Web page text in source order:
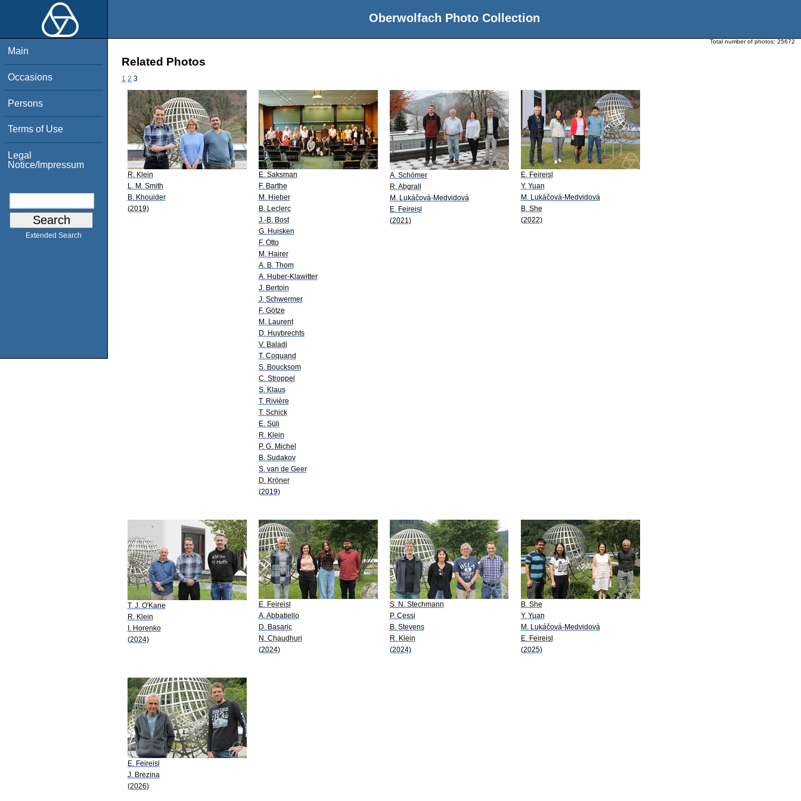
Oberwolfach Photo Collection
Main
Occasions
Persons
Terms of Use
Legal
Notice/Impressum
Extended Search
Total number of photos: 25672
Related Photos
1 2 3
R. Klein
L. M. Smith
B. Khouider
(2019)
E. Saksman
F. Barthe
M. Hieber
B. Leclerc
J.-B. Bost
G. Huisken
F. Otto
M. Hairer
A. B. Thom
A. Huber-Klawitter
J. Bertoin
J. Schwermer
F. Götze
M. Laurent
D. Huybrechts
V. Baladi
T. Coquand
S. Boucksom
C. Stroppel
S. Klaus
T. Rivière
T. Schick
E. Süli
R. Klein
P. G. Michel
B. Sudakov
S. van de Geer
D. Kröner
(2019)
A. Schömer
R. Abgrall
M. Lukáčová-Medvidová
E. Feireisl
(2021)
E. Feireisl
Y. Yuan
M. Lukáčová-Medvidová
B. She
(2022)
T. J. O'Kane
R. Klein
I. Horenko
(2024)
E. Feireisl
A. Abbatiello
D. Basaric
N. Chaudhuri
(2024)
S. N. Stechmann
P. Cessi
B. Stevens
R. Klein
(2024)
B. She
Y. Yuan
M. Lukáčová-Medvidová
E. Feireisl
(2025)
E. Feireisl
J. Brezina
(2026)